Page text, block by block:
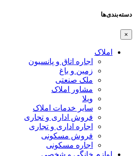
دسته‌بندی‌ها
×
املاک
اجاره اتاق و پانسیون
زمین و باغ
ملک صنعتی
مشاور املاک
ویلا
سایر خدمات املاک
فروش اداری و تجاری
اجاره اداری و تجاری
فروش مسکونی
اجاره مسکونی